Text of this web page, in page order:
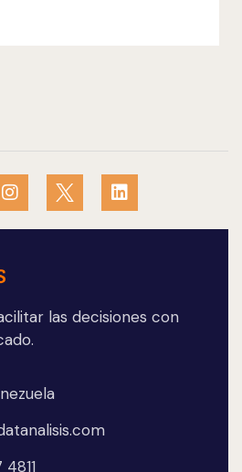
las decisiones con